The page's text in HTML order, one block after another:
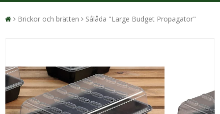
Brickor och brätten Sålåda "Large Budget Propagator"